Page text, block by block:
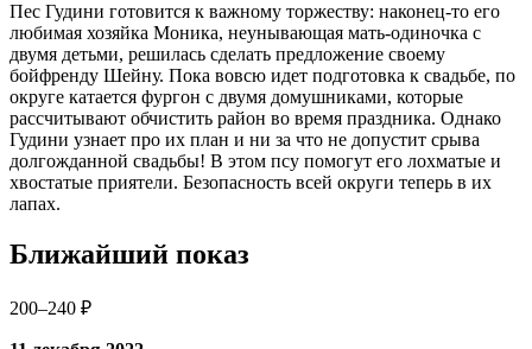
Пес Гудини готовится к важному торжеству: наконец-то его
любимая хозяйка Моника, неунывающая мать-одиночка с
двумя детьми, решилась сделать предложение своему
бойфренду Шейну. Пока вовсю идет подготовка к свадьбе, по
округе катается фургон с двумя домушниками, которые
рассчитывают обчистить район во время праздника. Однако
Гудини узнает про их план и ни за что не допустит срыва
долгожданной свадьбы! В этом псу помогут его лохматые и
хвостатые приятели. Безопасность всей округи теперь в их
лапах.
Ближайший показ
200–240 ₽